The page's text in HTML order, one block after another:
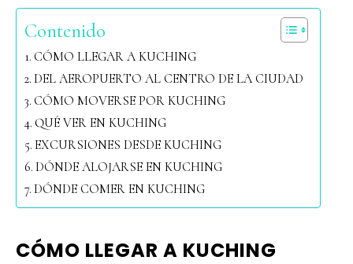
Contenido
CÓMO LLEGAR A KUCHING
DEL AEROPUERTO AL CENTRO DE LA CIUDAD
CÓMO MOVERSE POR KUCHING
QUÉ VER EN KUCHING
EXCURSIONES DESDE KUCHING
DÓNDE ALOJARSE EN KUCHING
DÓNDE COMER EN KUCHING
CÓMO LLEGAR A KUCHING